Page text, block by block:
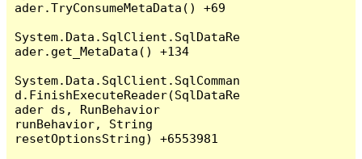
ader.TryConsumeMetaData() +69
System.Data.SqlClient.SqlDataRe
ader.get_MetaData() +134
System.Data.SqlClient.SqlComman
d.FinishExecuteReader(SqlDataRe
ader ds, RunBehavior
runBehavior, String
resetOptionsString) +6553981